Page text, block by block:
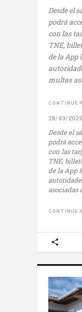
Desde el
podrá
con las
TNE,
de la App
multas
CONTINUE
28/03/2025
Desde el
podrá
con las
TNE,
de la App
asociadas
CONTINUE